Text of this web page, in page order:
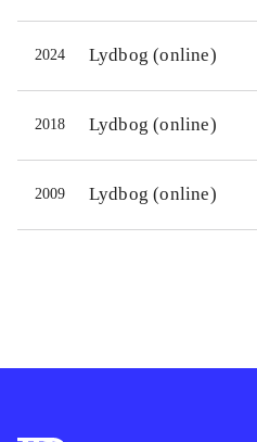
2024 Lydbog (online)
2018 Lydbog (online)
2009 Lydbog (online)